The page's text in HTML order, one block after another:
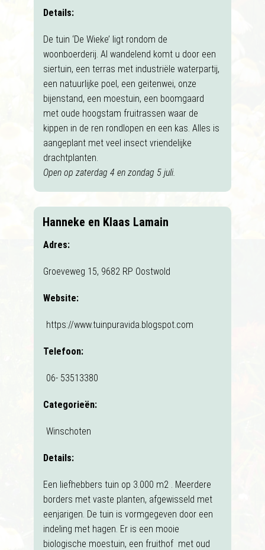
Details:
De tuin ‘De Wieke’ ligt rondom de
woonboerderij. Al wandelend komt u door een
siertuin, een terras met industriële waterpartij,
een natuurlijke poel, een geitenwei, onze
bijenstand, een moestuin, een boomgaard
met oude hoogstam fruitrassen waar de
kippen in de ren rondlopen en een kas. Alles is
aangeplant met veel insect vriendelijke
drachtplanten.
Open op zaterdag 4 en zondag 5 juli.
Hanneke en Klaas Lamain
Adres:
Groeveweg 15, 9682 RP Oostwold
Website:
https://www.tuinpuravida.blogspot.com
Telefoon:
06- 53513380
Categorieën:
Winschoten
Details:
Een liefhebbers tuin op 3.000 m2 . Meerdere
borders met vaste planten, afgewisseld met
eenjarigen. De tuin is vormgegeven door een
indeling met hagen. Er is een mooie
biologische moestuin, een fruithof met oud